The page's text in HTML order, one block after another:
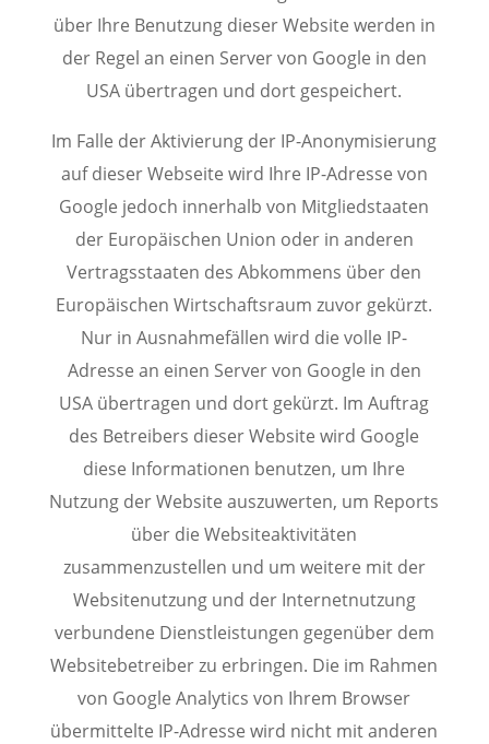
über Ihre Benutzung dieser Website werden in
der Regel an einen Server von Google in den
USA übertragen und dort gespeichert.
Im Falle der Aktivierung der IP-Anonymisierung
auf dieser Webseite wird Ihre IP-Adresse von
Google jedoch innerhalb von Mitgliedstaaten
der Europäischen Union oder in anderen
Vertragsstaaten des Abkommens über den
Europäischen Wirtschaftsraum zuvor gekürzt.
Nur in Ausnahmefällen wird die volle IP-
Adresse an einen Server von Google in den
USA übertragen und dort gekürzt. Im Auftrag
des Betreibers dieser Website wird Google
diese Informationen benutzen, um Ihre
Nutzung der Website auszuwerten, um Reports
über die Websiteaktivitäten
zusammenzustellen und um weitere mit der
Websitenutzung und der Internetnutzung
verbundene Dienstleistungen gegenüber dem
Websitebetreiber zu erbringen. Die im Rahmen
von Google Analytics von Ihrem Browser
übermittelte IP-Adresse wird nicht mit anderen